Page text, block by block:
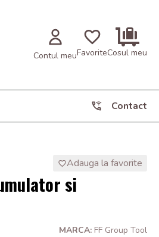
Contul meuFavoriteCosul meu
Contact
Adauga la favorite
si
MARCA: FF Group Tool